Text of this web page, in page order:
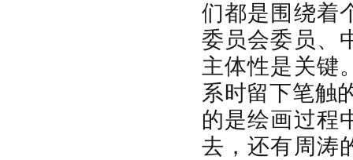
们都是围绕着
委员会委员、
主体性是关键
系时留下笔触
的是绘画过程
去，还有周涛